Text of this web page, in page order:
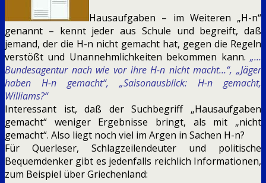
Hausaufgaben – im Weiteren „H-n“
genannt – kennt jeder aus Schule und begreift, daß
jemand, der die H-n nicht gemacht hat, gegen die Regeln
verstößt und Unannehmlichkeiten bekommen kann. „…
Bundesagentur nach wie vor ihre H-n nicht macht…“, „Jäger
haben H-n gemacht“, „Saisonausblick: H-n gemacht,
Williams?“
Interessant ist, daß der Suchbegriff „Hausaufgaben
gemacht“ weniger Ergebnisse bringt, als mit „nicht
gemacht“. Also liegt noch viel im Argen in Sachen H-n?
Für Querleser, Schlagzeilendeuter und politische
Bequemdenker gibt es jedenfalls reichlich Informationen,
zum Beispiel über Griechenland: